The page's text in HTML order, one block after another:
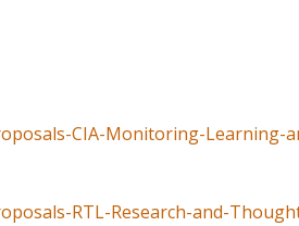
CIA-Monitoring-Learning-
RTL-Research-and-